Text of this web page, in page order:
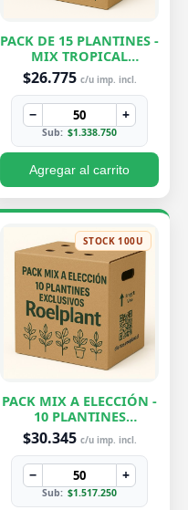
PACK DE 15 PLANTINES -
MIX TROPICAL
EXCLUSIVOS
$26.775 c/u imp. incl.
− +
Sub: $1.338.750
Agregar al carrito
STOCK 100U
PACK MIX A ELECCIÓN -
10 PLANTINES
EXCLUSIVOS
$30.345 c/u imp. incl.
− +
Sub: $1.517.250